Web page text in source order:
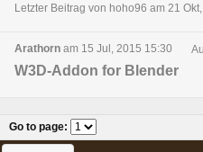
Letzter Beitrag von hoho96 am 21
Arathorn am 15 Jul, 2015 15:30
W3D-Addon for Blender
Go to page: